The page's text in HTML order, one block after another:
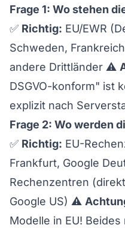
Frage 1: Wo stehen
✅ Richtig: EU/EWR
Schweden,
andere Drittländer ⚠️
DSGVO-konform" ist
explizit nach
Frage 2: Wo werden
✅ Richtig: EU-
Frankfurt, Google
Rechenzentren
Google US) ⚠️
Modelle in EU! Beides